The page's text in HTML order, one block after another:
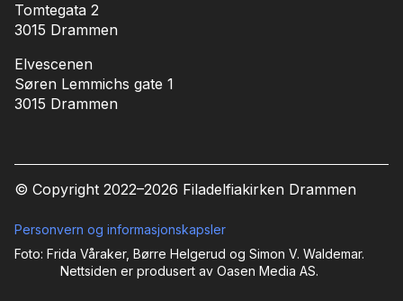
Tomtegata 2
3015 Drammen
Elvescenen
Søren Lemmichs gate 1
3015 Drammen
© Copyright 2022–2026 Filadelfiakirken Drammen
Personvern og informasjonskapsler
Foto: Frida Våraker, Børre Helgerud og Simon V. Waldemar.
Nettsiden er produsert av Oasen Media AS.